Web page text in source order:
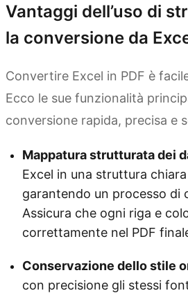
Vantaggi dell’uso di
la conversione da
Convertire Excel in PDF è
Ecco le sue funzionalità
conversione rapida, precisa e
Mappatura strutturata dei
Excel in una struttura
garantendo un processo di
Assicura che ogni riga e
correttamente nel PDF
Conservazione dello stile
con precisione gli stessi